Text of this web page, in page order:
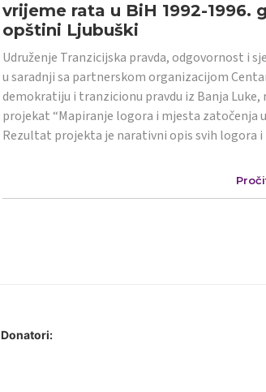
vrijeme rata u BiH 1992-1996.
opštini Ljubuški
Udruženje Tranzicijska pravda, odgovornost i
u saradnji sa partnerskom organizacijom
demokratiju i tranzicionu pravdu iz Banja Luke,
projekat “Mapiranje logora i mjesta zatočenja u
Rezultat projekta je narativni opis svih logora
Donatori: